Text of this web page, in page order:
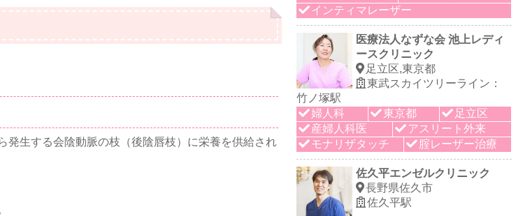
発生する会陰動脈の枝（後陰唇枝）に栄養を供給され
インティマレーザー
医療法人なずな会 池上レディ
ースクリニック
足立区,東京都
東武スカイツリーライン：
竹ノ塚駅
婦人科
東京都
足立区
産婦人科医
アスリート外来
モナリザタッチ
腟レーザー治療
佐久平エンゼルクリニック
長野県佐久市
佐久平駅